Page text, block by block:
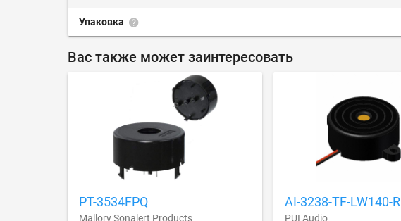
Упаковка
Вас также может заинтересовать
PT-3534FPQ
Mallory Sonalert Products
AI-3238-TF-LW140-R
PUI Audio